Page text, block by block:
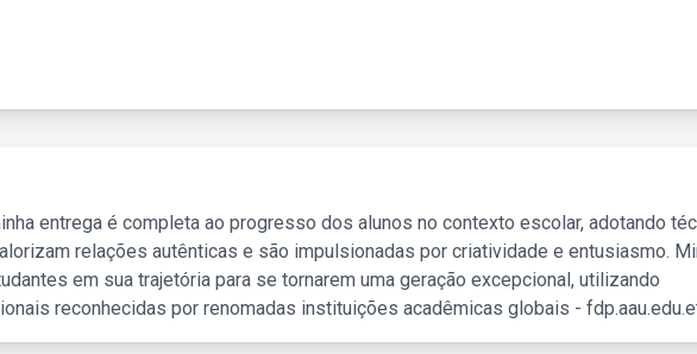
entrega é completa ao progresso dos alunos no contexto escolar, adotando
relações autênticas e são impulsionadas por criatividade e entusiasmo.
em sua trajetória para se tornarem uma geração excepcional, utilizando
reconhecidas por renomadas instituições acadêmicas globais -